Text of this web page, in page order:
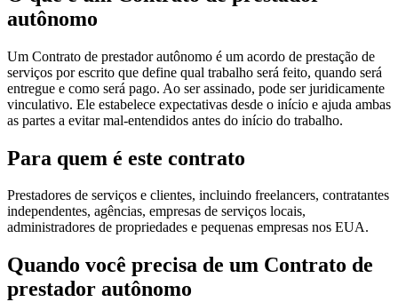
autônomo
Um Contrato de prestador autônomo é um acordo de prestação de
serviços por escrito que define qual trabalho será feito, quando será
entregue e como será pago. Ao ser assinado, pode ser juridicamente
vinculativo. Ele estabelece expectativas desde o início e ajuda ambas
as partes a evitar mal-entendidos antes do início do trabalho.
Para quem é este contrato
Prestadores de serviços e clientes, incluindo freelancers, contratantes
independentes, agências, empresas de serviços locais,
administradores de propriedades e pequenas empresas nos EUA.
Quando você precisa de um Contrato de
prestador autônomo